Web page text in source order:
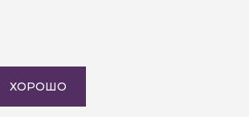
Создание сайта —
ХОРОШО